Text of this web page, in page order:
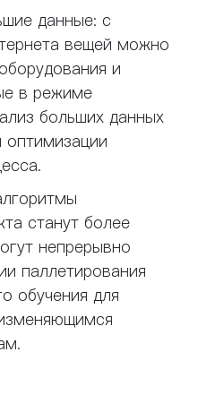
данные: с
вещей можно
и
в режиме
больших данных
станут более
непрерывно
паллетирования
обучения для